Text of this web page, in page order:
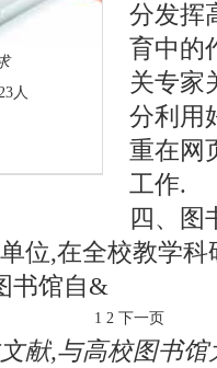
人
分发挥
育中的
关专家
分利用
重在网
工作.
四、图
位,在全校教学
书馆自&
1 2 下一页
献,与高校图书